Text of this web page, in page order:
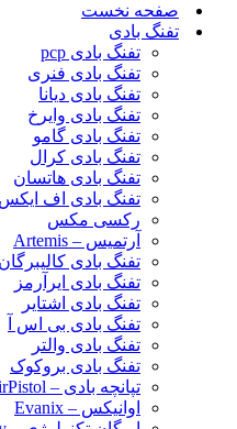
صفحه نخست
تفنگ بادی
تفنگ بادی pcp
تفنگ بادی فنری
تفنگ بادی دیانا
تفنگ بادی وایرخ
تفنگ بادی گامو
تفنگ بادی کرال
تفنگ بادی هاتسان
تفنگ بادی اف ایکس
رکسی مکس
آرتمیس – Artemis
تفنگ بادی کالیبرگان
تفنگ بادی ایرآرمز
تفنگ بادی اشتایر
تفنگ بادی بی اس آ
تفنگ بادی والتر
تفنگ بادی بروکوک
تپانچه بادی – AirPistol
اوانیکس – Evanix